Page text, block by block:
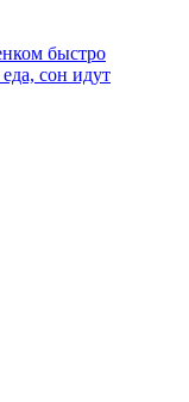
быстро
сон идут